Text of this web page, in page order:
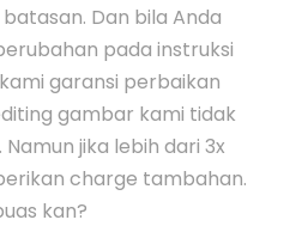
Dan bila Anda
pada instruksi
garansi perbaikan
gambar kami tidak
jika lebih dari 3x
charge tambahan.
kan?